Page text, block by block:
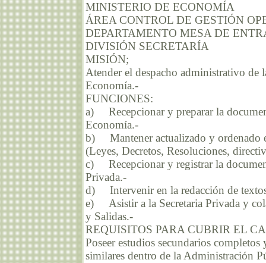
MINISTERIO DE ECONOMÍA
ÁREA CONTROL DE GESTIÓN
DEPARTAMENTO MESA DE
DIVISIÓN SECRETARÍA
MISIÓN;
Atender el despacho administrativo de
Economía.-
FUNCIONES:
a) Recepcionar y preparar la
Economía.-
b) Mantener actualizado y ordenado
(Leyes, Decretos, Resoluciones,
c) Recepcionar y registrar la
Privada.-
d) Intervenir en la redacción de
e) Asistir a la Secretaria Privada y
y Salidas.-
REQUISITOS PARA CUBRIR EL
Poseer estudios secundarios
similares dentro de la Administración